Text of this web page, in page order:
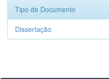
Tipo de Documento
Dissertação